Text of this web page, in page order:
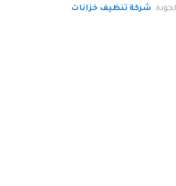
شركة تنظيف خزانات